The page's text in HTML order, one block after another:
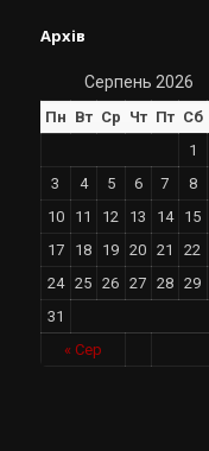
Архів
Серпень 2026
Пн Вт Ср Чт Пт Сб
« Сер
1
3
4 5 6 7 8
10
11 12 13 14 15
17
18 19 20 21 22
24
25 26 27 28 29
31